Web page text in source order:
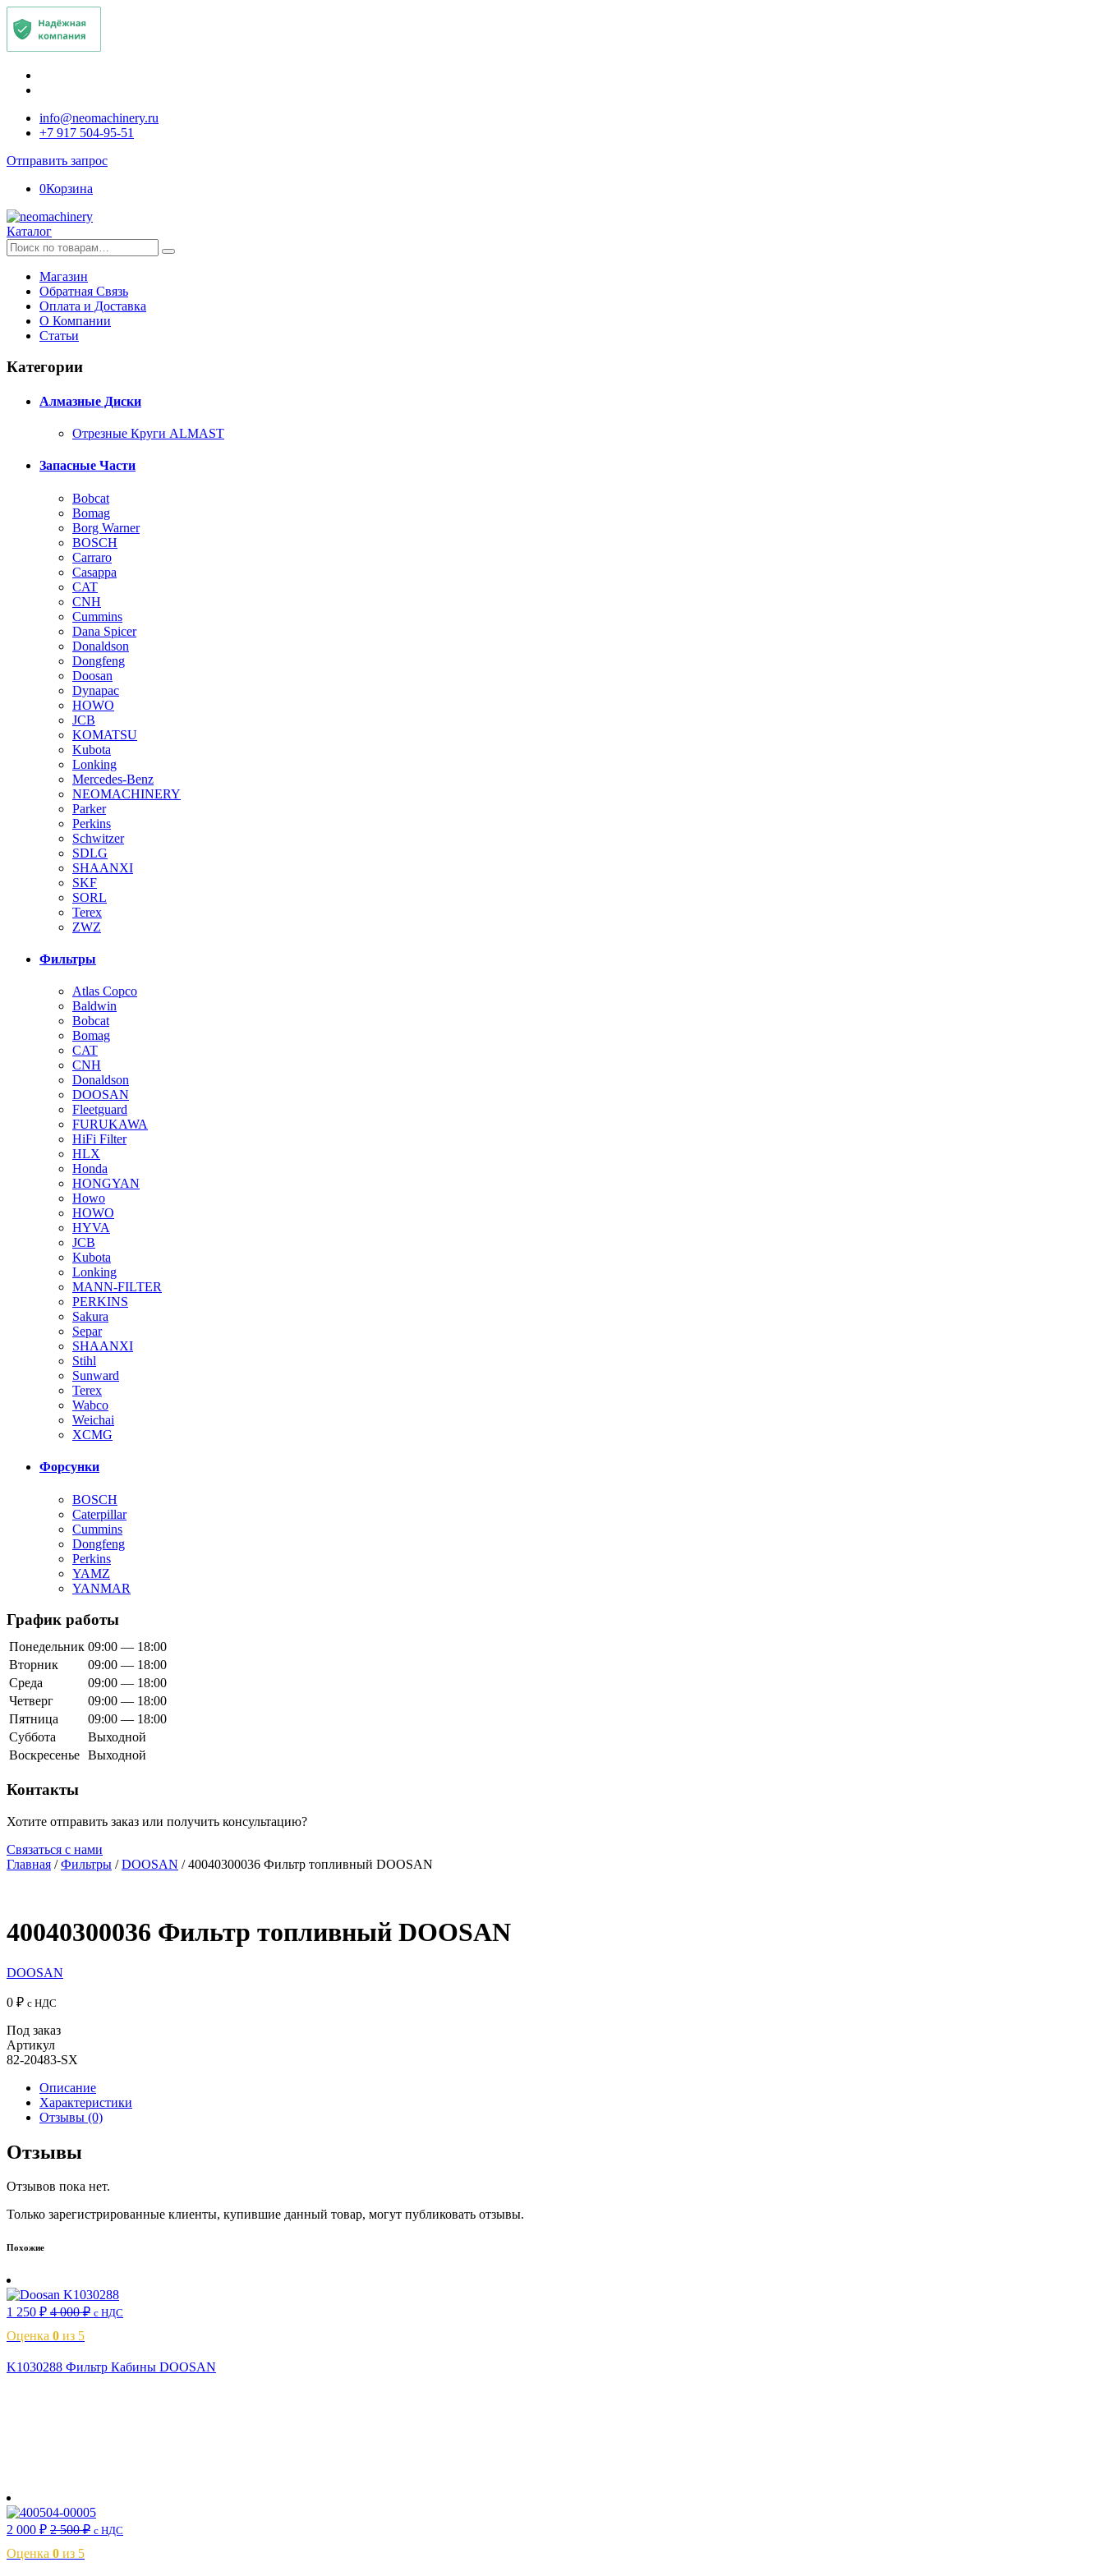
info@neomachinery.ru
+7 917 504-95-51
Отправить запрос
0Корзина
Каталог
Искать:
Магазин
Обратная Связь
Оплата и Доставка
О Компании
Статьи
Категории
Алмазные Диски
Отрезные Круги ALMAST
Запасные Части
Bobcat
Bomag
Borg Warner
BOSCH
Carraro
Casappa
CAT
CNH
Cummins
Dana Spicer
Donaldson
Dongfeng
Doosan
Dynapac
HOWO
JCB
KOMATSU
Kubota
Lonking
Mercedes-Benz
NEOMACHINERY
Parker
Perkins
Schwitzer
SDLG
SHAANXI
SKF
SORL
Terex
ZWZ
Фильтры
Atlas Copco
Baldwin
Bobcat
Bomag
CAT
CNH
Donaldson
DOOSAN
Fleetguard
FURUKAWA
HiFi Filter
HLX
Honda
HONGYAN
Howo
HOWO
HYVA
JCB
Kubota
Lonking
MANN-FILTER
PERKINS
Sakura
Separ
SHAANXI
Stihl
Sunward
Terex
Wabco
Weichai
XCMG
Форсунки
BOSCH
Caterpillar
Cummins
Dongfeng
Perkins
YAMZ
YANMAR
График работы
Понедельник 09:00 — 18:00
Вторник
09:00 — 18:00
Среда
09:00 — 18:00
Четверг
09:00 — 18:00
Пятница
09:00 — 18:00
Суббота
Выходной
Воскресенье Выходной
Контакты
Хотите отправить заказ или получить консультацию?
Связаться с нами
Главная /Фильтры /DOOSAN / 40040300036 Фильтр топливный DOOSAN
40040300036 Фильтр топливный DOOSAN
DOOSAN
0 ₽ с НДС
Под заказ
Артикул
82-20483-SX
Описание
Характеристики
Отзывы (0)
Отзывы
Отзывов пока нет.
Только зарегистрированные клиенты, купившие данный товар, могут публиковать отзывы.
Похожие
1 250 ₽ 4 000₽ с НДС
Оценка 0 из 5
K1030288 Фильтр Кабины DOOSAN
2 000 ₽ 2 500₽ с НДС
Оценка 0 из 5